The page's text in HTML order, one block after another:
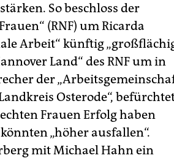
So beschloss der
(RNF) um Ricarda
Arbeit“ künftig
Land“ des RNF um in
der
Osterode“,
Frauen Erfolg haben
„höher ausfallen“.
mit Michael Hahn ein